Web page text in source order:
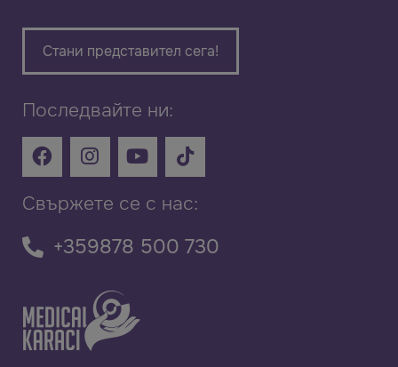
Стани представител сега!
Последвайте ни:
Свържете се с нас:
+359878 500 730